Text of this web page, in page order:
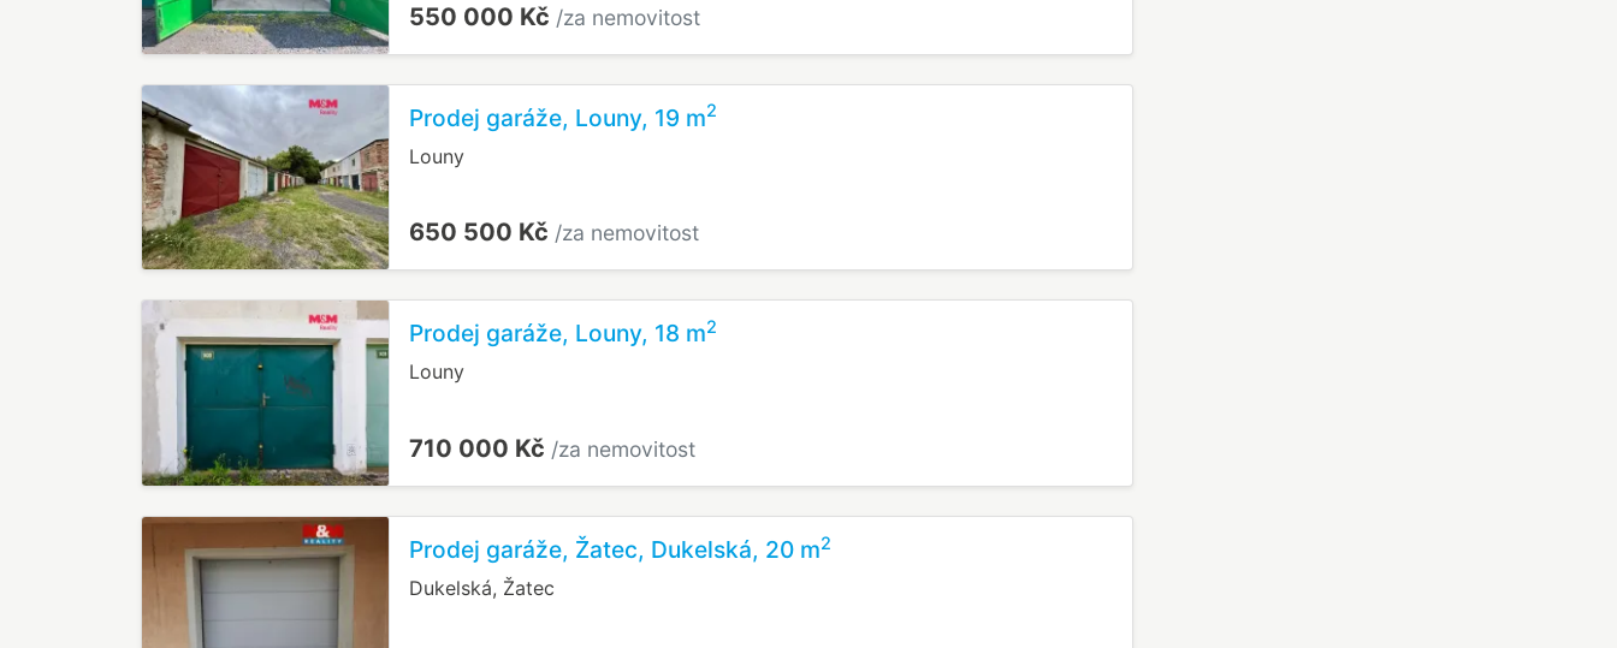
550 000 Kč /za nemovitost
Prodej garáže, Louny, 19 m2
Louny
650 500 Kč /za nemovitost
Prodej garáže, Louny, 18 m2
Louny
710 000 Kč /za nemovitost
Prodej garáže, Žatec, Dukelská, 20 m2
Dukelská, Žatec